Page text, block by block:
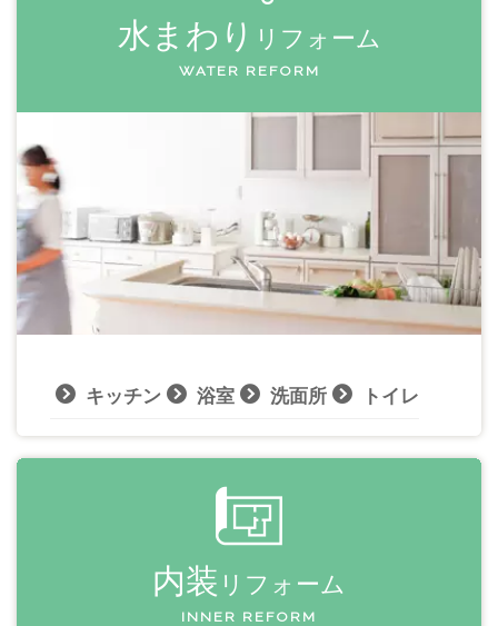
水まわり リフォーム
WATER REFORM
キッチン 浴室 洗面所 トイレ
内装 リフォーム
INNER REFORM